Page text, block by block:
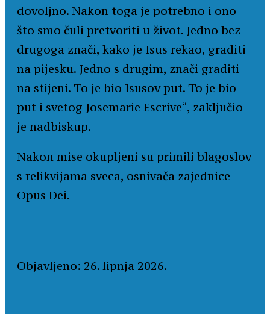
dovoljno. Nakon toga je potrebno i ono
što smo čuli pretvoriti u život. Jedno bez
drugoga znači, kako je Isus rekao, graditi
na pijesku. Jedno s drugim, znači graditi
na stijeni. To je bio Isusov put. To je bio
put i svetog Josemarie Escrive“, zaključio
je nadbiskup.
Nakon mise okupljeni su primili blagoslov
s relikvijama sveca, osnivača zajednice
Opus Dei.
Objavljeno: 26. lipnja 2026.